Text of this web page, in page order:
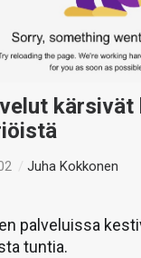
/Juha Kokkonen
palveluissa
tuntia.